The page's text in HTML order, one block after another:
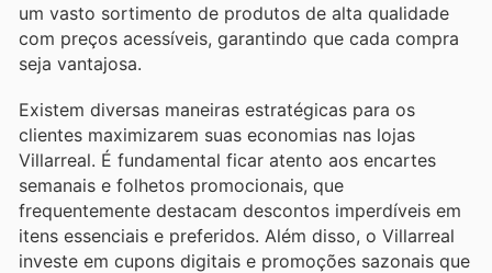
um vasto sortimento de produtos de alta qualidade
com preços acessíveis, garantindo que cada compra
seja vantajosa.
Existem diversas maneiras estratégicas para os
clientes maximizarem suas economias nas lojas
Villarreal. É fundamental ficar atento aos encartes
semanais e folhetos promocionais, que
frequentemente destacam descontos imperdíveis em
itens essenciais e preferidos. Além disso, o Villarreal
investe em cupons digitais e promoções sazonais que